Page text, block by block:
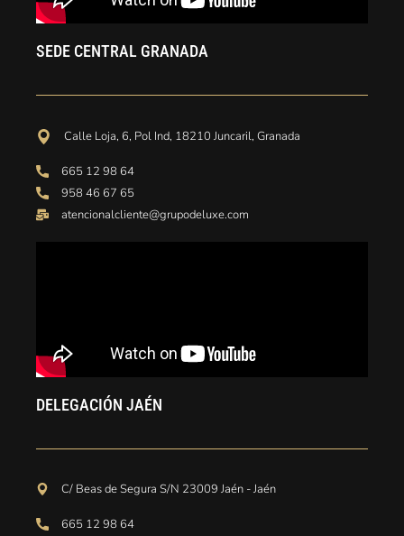
SEDE CENTRAL GRANADA
Calle Loja, 6, Pol Ind, 18210 Juncaril, Granada
665 12 98 64
958 46 67 65
atencionalcliente@grupodeluxe.com
DELEGACIÓN JAÉN
C/ Beas de Segura S/N 23009 Jaén - Jaén
665 12 98 64